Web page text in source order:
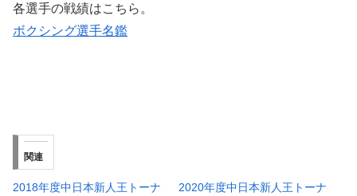
各選手の戦績はこちら。
ボクシング選手名鑑
関連
2018年度中日本新人王トーナ
2020年度中日本新人王トーナ